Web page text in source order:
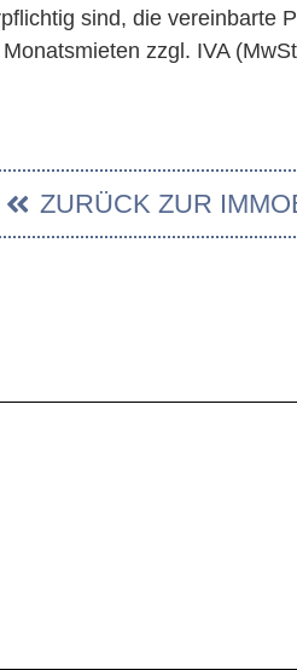
sind, die vereinbarte
zzgl. IVA
ZURÜCK ZUR